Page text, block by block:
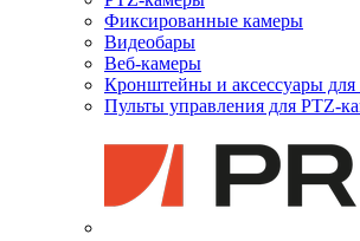
Фиксированные камеры
Видеобары
Веб-камеры
Кронштейны и аксессуары для
Пульты управления для PTZ-